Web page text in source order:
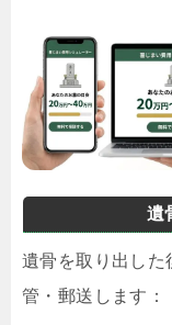
遺
遺骨を取り出した
管・郵送します：